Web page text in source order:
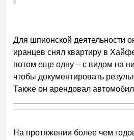
Для шпионской деятельности
иранцев снял квартиру в
потом еще одну – с видом на
чтобы документировать
Также он арендовал
На протяжении более чем